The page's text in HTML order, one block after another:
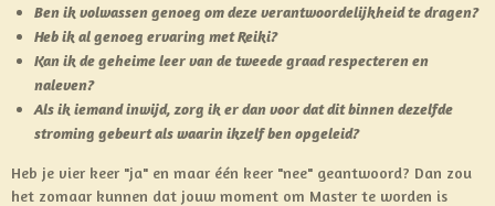
Ben ik volwassen genoeg om deze verantwoordelijkheid te dragen?
Heb ik al genoeg ervaring met Reiki?
Kan ik de geheime leer van de tweede graad respecteren en
naleven?
Als ik iemand inwijd, zorg ik er dan voor dat dit binnen dezelfde
stroming gebeurt als waarin ikzelf ben opgeleid?
Heb je vier keer "ja" en maar één keer "nee" geantwoord? Dan zou
het zomaar kunnen dat jouw moment om Master te worden is